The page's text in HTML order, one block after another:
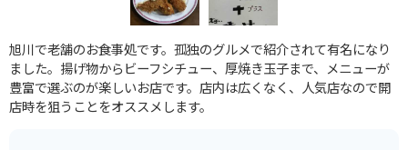
旭川で老舗のお食事処です。孤独のグルメで紹介されて有名になり
ました。揚げ物からビーフシチュー、厚焼き玉子まで、メニューが
豊富で選ぶのが楽しいお店です。店内は広くなく、人気店なので開
店時を狙うことをオススメします。